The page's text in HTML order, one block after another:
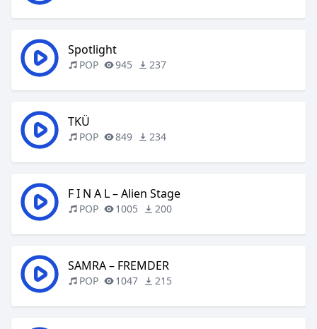
Spotlight
POP 945 237
TKÜ
POP 849 234
F I N A L – Alien Stage
POP 1005 200
SAMRA – FREMDER
POP 1047 215